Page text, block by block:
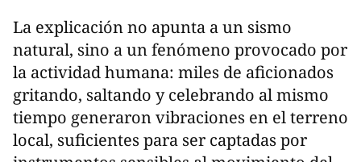
La explicación no apunta a un sismo
natural, sino a un fenómeno provocado por
la actividad humana: miles de aficionados
gritando, saltando y celebrando al mismo
tiempo generaron vibraciones en el terreno
local, suficientes para ser captadas por